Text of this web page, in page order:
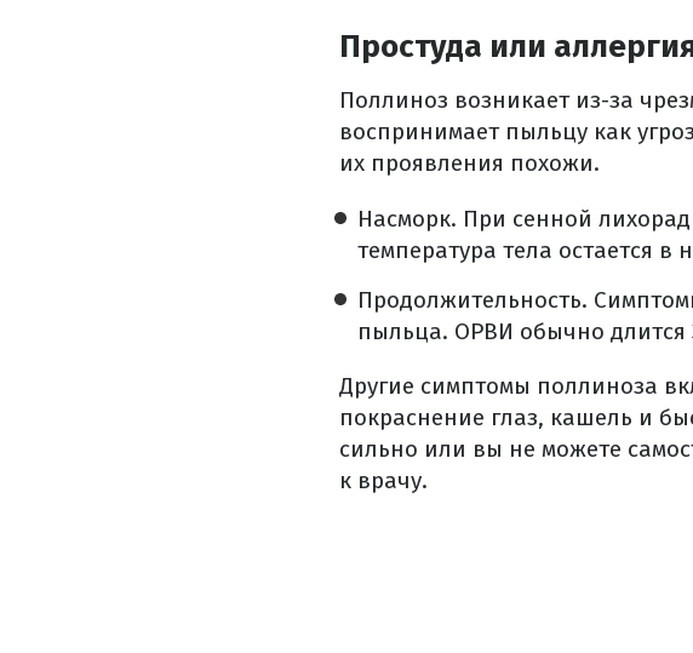
Простуда или
Поллиноз возникает из-за
воспринимает пыльцу как
их проявления похожи.
Насморк. При сенной
температура тела остается в
Продолжительность.
пыльца. ОРВИ обычно длится
Другие симптомы поллиноза
покраснение глаз, кашель и
сильно или вы не можете
к врачу.